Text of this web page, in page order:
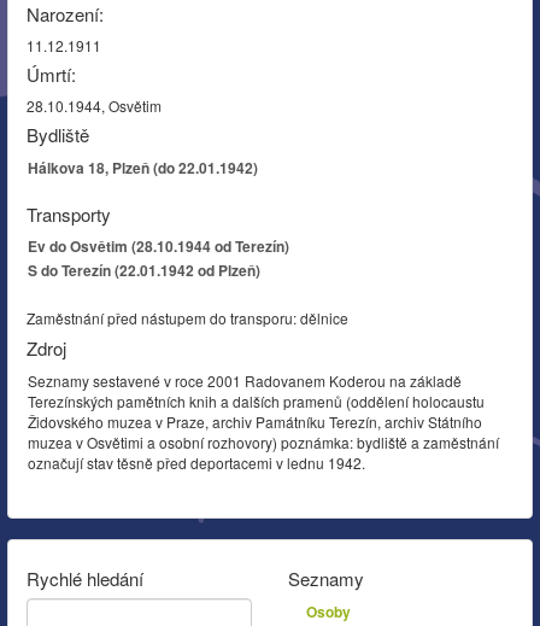
Narození:
11.12.1911
Úmrtí:
28.10.1944, Osvětim
Bydliště
Hálkova 18, Plzeň (do 22.01.1942)
Transporty
Ev do Osvětim (28.10.1944 od Terezín)
S do Terezín (22.01.1942 od Plzeň)
Zaměstnání před nástupem do transporu: dělnice
Zdroj
Seznamy sestavené v roce 2001 Radovanem Koderou na základě
Terezínských pamětních knih a dalších pramenů (oddělení holocaustu
Židovského muzea v Praze, archiv Památníku Terezín, archiv Státního
muzea v Osvětimi a osobní rozhovory) poznámka: bydliště a zaměstnání
označují stav těsně před deportacemi v lednu 1942.
Rychlé hledání Seznamy
Osoby